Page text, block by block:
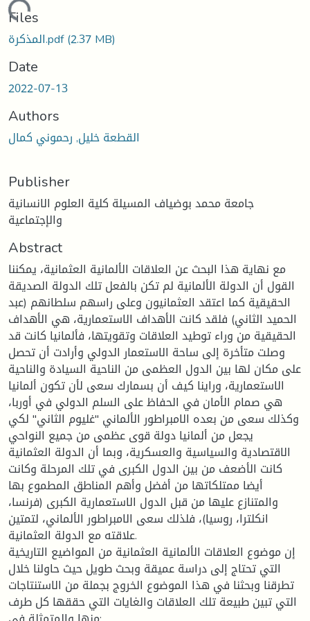
Files
المذكرة.pdf(2.37 MB)
Date
2022-07-13
Authors
القطعة خليل, رحموني كمال
Publisher
جامعة محمد بوضياف المسيلة كلية العلوم الانسانية
والإجتماعية
Abstract
مع نهاية هذا البحث عن العلاقات الألمانية العثمانية، يمكننا
القول أن الدولة الألمانية لم تكن بالفعل تلك الدولة الصديقة
الحقيقية كما اعتقد العثمانيون وعلى راسهم سلطانهم (عبد
الحميد الثاني) فلقد كانت الأهداف الاستعمارية، هي الأهداف
الحقيقية من وراء توطيد العلاقات وتقويتها، فألمانيا كانت قد
وصلت متأخرة إلى ساحة الاستعمار الدولي وأرادت أن تحصل
على مكان لها بين الدول العظمى من الناحية السيادة والناحية
الاستعمارية، وراينا كيف أن بسمارك سعى لأن تكون ألمانيا
هي صمام الأمان في الحفاظ على السلم الدولي في أوربا،
وكذلك سعى من بعده الامبراطور الألماني "غليوم الثاني" لكي
يجعل من ألمانيا دولة قوى عظمى من جميع النواحي
الاقتصادية والسياسية والعسكرية، وبما أن الدولة العثمانية
كانت الأضعف من بين الدول الكبرى في تلك المرحلة وكانت
أيضا ممتلكاتها من أفضل وأهم المناطق المطموع بها
والمتنازع عليها من قبل الدول الاستعمارية الكبرى (فرنسا،
انكلترا، روسيا)، فلذلك سعى الامبراطور الألماني، لتمتين
علاقته مع الدولة العثمانية.
إن موضوع العلاقات الألمانية العثمانية من المواضيع التاريخية
التي تحتاج إلى دراسة عميقة وبحث طويل حيث حاولنا خلال
تطرقنا وبحثنا في هذا الموضوع الخروج بجملة من الاستنتاجات
التي تبين طبيعة تلك العلاقات والغايات التي حققها كل طرف